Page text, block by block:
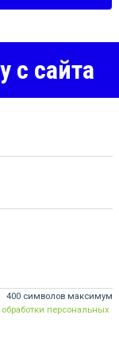
с сайта
400 символов максимум
персональных